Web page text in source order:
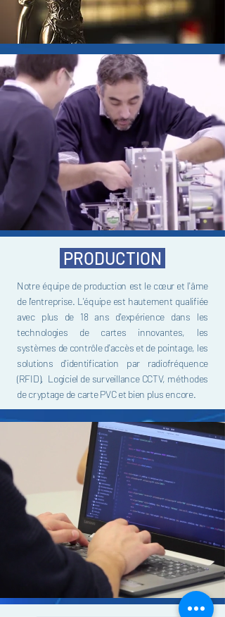
PRODUCTION
Notre équipe de production est le cœur et l'âme
de l'entreprise. L'équipe est hautement qualifiée
avec plus de 18 ans d'expérience dans les
technologies de cartes innovantes, les
systèmes de contrôle d'accès et de pointage, les
solutions d'identification par radiofréquence
(RFID), Logiciel de surveillance CCTV, méthodes
de cryptage de carte PVC et bien plus encore.